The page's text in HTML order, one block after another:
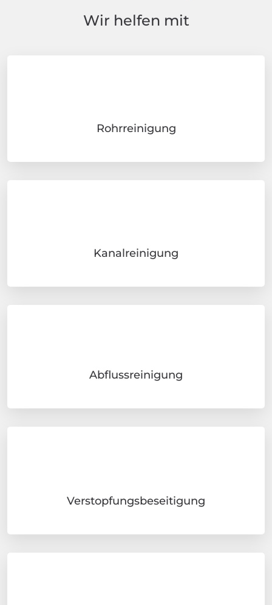
Wir helfen mit
Rohrreinigung
Kanalreinigung
Abflussreinigung
Verstopfungsbeseitigung